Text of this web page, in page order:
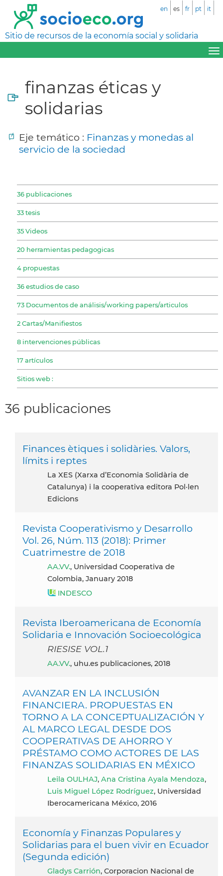
Sitio de recursos de la economía social y solidaria
en es fr pt it
finanzas éticas y
solidarias
Eje temático : Finanzas y monedas al
servicio de la sociedad
36 publicaciones
33 tesis
35 Videos
20 herramientas pedagogicas
4 propuestas
36 estudios de caso
73 Documentos de análisis/working papers/articulos
2 Cartas/Manifiestos
8 intervenciones públicas
17 artículos
Sitios web :
36 publicaciones
Finances ètiques i solidàries. Valors,
límits i reptes
La XES (Xarxa d’Economia Solidària de
Catalunya) i la cooperativa editora Pol·len
Edicions
Revista Cooperativismo y Desarrollo
Vol. 26, Núm. 113 (2018): Primer
Cuatrimestre de 2018
AA.VV., Universidad Cooperativa de
Colombia, January 2018
INDESCO
Revista Iberoamericana de Economía
Solidaria e Innovación Socioecológica
RIESISE VOL.1
AA.VV., uhu.es publicaciones, 2018
AVANZAR EN LA INCLUSIÓN
FINANCIERA. PROPUESTAS EN
TORNO A LA CONCEPTUALIZACIÓN Y
AL MARCO LEGAL DESDE DOS
COOPERATIVAS DE AHORRO Y
PRÉSTAMO COMO ACTORES DE LAS
FINANZAS SOLIDARIAS EN MÉXICO
Leila OULHAJ, Ana Cristina Ayala Mendoza,
Luis Miguel López Rodríguez, Universidad
Iberocamericana México, 2016
Economía y Finanzas Populares y
Solidarias para el buen vivir en Ecuador
(Segunda edición)
Gladys Carrión, Corporacion Nacional de